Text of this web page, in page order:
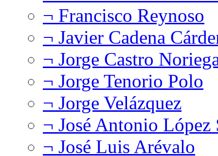
¬ Francisco Reynoso
¬ Javier Cadena
¬ Jorge Castro
¬ Jorge Tenorio Polo
¬ Jorge Velázquez
¬ José Antonio López
¬ José Luis Arévalo